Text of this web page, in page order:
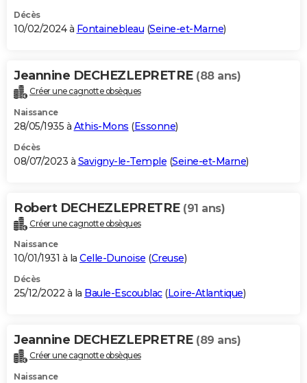
Décès
10/02/2024 à Fontainebleau (Seine-et-Marne)
Jeannine DECHEZLEPRETRE (88 ans)
Créer une cagnotte obsèques
Naissance
28/05/1935 à Athis-Mons (Essonne)
Décès
08/07/2023 à Savigny-le-Temple (Seine-et-Marne)
Robert DECHEZLEPRETRE (91 ans)
Créer une cagnotte obsèques
Naissance
10/01/1931 à la Celle-Dunoise (Creuse)
Décès
25/12/2022 à la Baule-Escoublac(Loire-Atlantique)
Jeannine DECHEZLEPRETRE (89 ans)
Créer une cagnotte obsèques
Naissance